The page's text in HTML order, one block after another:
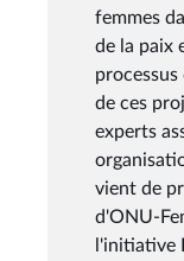
femmes
de la paix
processus
de ces
experts
vient de
d'ONU-
l'initiative